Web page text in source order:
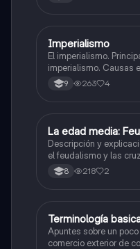
Sociales/Historia
Imperialismo
El imperialismo.
imperialismo. Causas
Causas demográficas
9 263 4
Sociales/Historia
La edad media:
Descripción y
el feudalismo y las
8 218 2
Economía y Política
Terminología
Apuntes sobre un
comercio exterior de